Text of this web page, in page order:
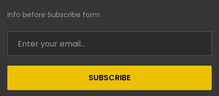
Info before Subscribe form
SUBSCRIBE